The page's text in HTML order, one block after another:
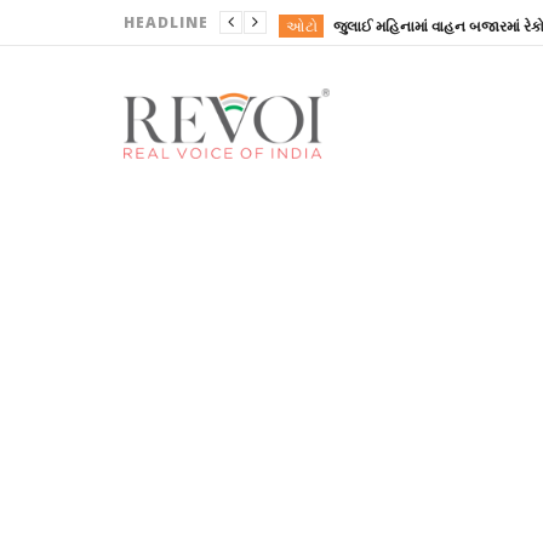
HEADLINE ઓટો
ગુજરાતી
ગુજરાતી